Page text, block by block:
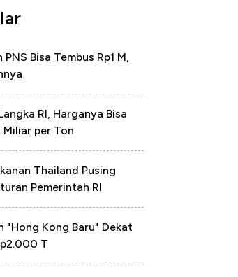
PNS Bisa Tembus Rp1 M,
RI, Harganya Bisa
Miliar per Ton
Thailand Pusing
Pemerintah RI
"Hong Kong Baru" Dekat
T